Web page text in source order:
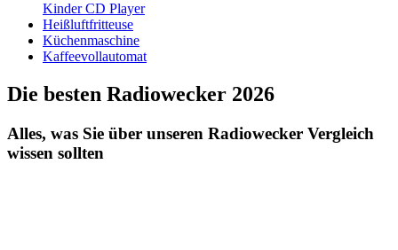
Kinder CD Player
Heißluftfritteuse
Küchenmaschine
Kaffeevollautomat
Die besten Radiowecker 2026
Alles, was Sie über unseren Radiowecker Vergleich
wissen sollten